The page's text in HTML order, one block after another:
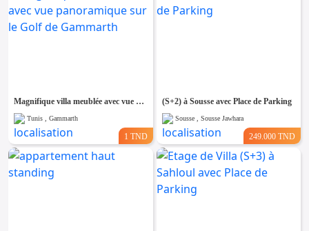
Magnifique villa meublée avec vue panoramique sur le Golf de Gammarth
Tunis , Gammarth
1 TND
(S+2) à Sousse avec Place de Parking
Sousse , Sousse Jawhara
249.000 TND